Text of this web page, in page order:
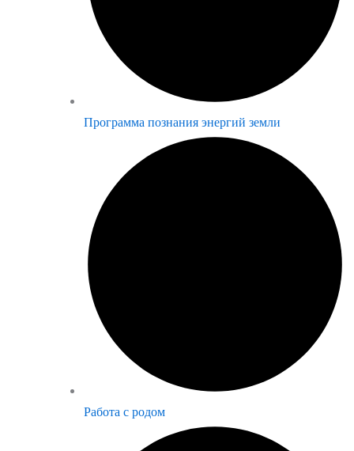
Программа познания энергий земли
Работа с родом